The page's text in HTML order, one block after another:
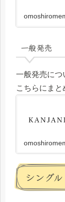
一般発売
一般発売につ
こちらにまと
シングル